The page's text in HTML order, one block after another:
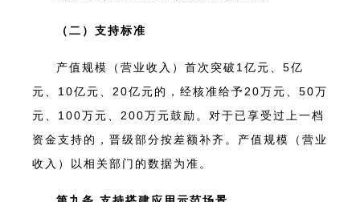
（二）支持标准
产值规模（营业收入）首次突破1亿元、5亿
元、10亿元、20亿元的，经核准给予20万元、50万
元、100万元、200万元鼓励。对于已享受过上一档
资金支持的，晋级部分按差额补齐。产值规模（营业
收入）以相关部门的数据为准。